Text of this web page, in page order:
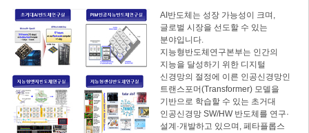
AI반도체는 성장 가능성이 크며,
글로벌 시장을 선도할 수 있는
분야입니다.
지능형반도체연구본부는 인간의
지능을 달성하기 위한 디지털
신경망의 절정에 이른 인공신경망인
트랜스포머(Transformer) 모델을
기반으로 학습할 수 있는 초거대
인공신경망 SW/HW 반도체를 연구·
설계·개발하고 있으며, 페타플롭스